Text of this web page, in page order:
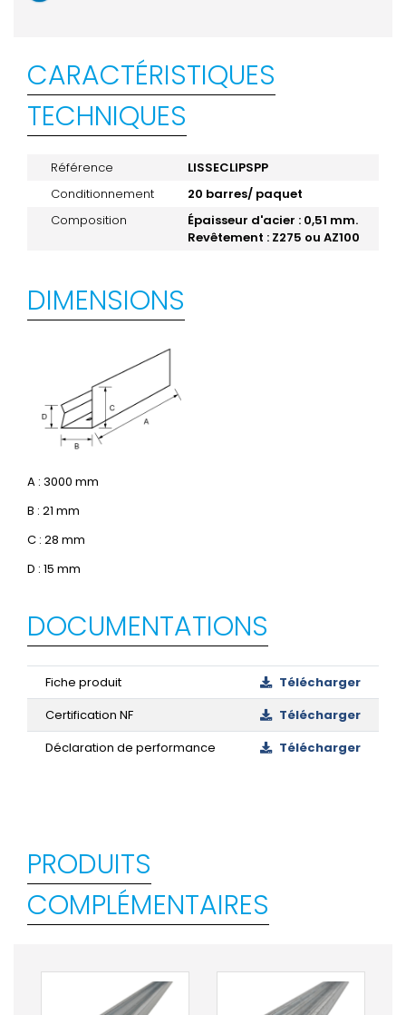
CARACTÉRISTIQUES
TECHNIQUES
Référence
LISSECLIPSPP
Conditionnement
20 barres/ paquet
Composition
Épaisseur d'acier : 0,51 mm.
Revêtement : Z275 ou AZ100
DIMENSIONS
A : 3000 mm
B : 21 mm
C : 28 mm
D : 15 mm
DOCUMENTATIONS
Fiche produit
Télécharger
Certification NF
Télécharger
Déclaration de performance
Télécharger
PRODUITS
COMPLÉMENTAIRES